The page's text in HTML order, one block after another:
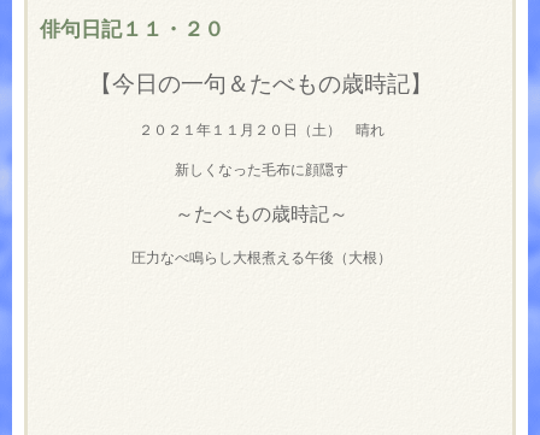
俳句日記１１・２０
【今日の一句＆たべもの歳時記】
２０２１年１１月２０日（土） 晴れ
新しくなった毛布に顔隠す
～たべもの歳時記～
圧力なべ鳴らし大根煮える午後（大根）